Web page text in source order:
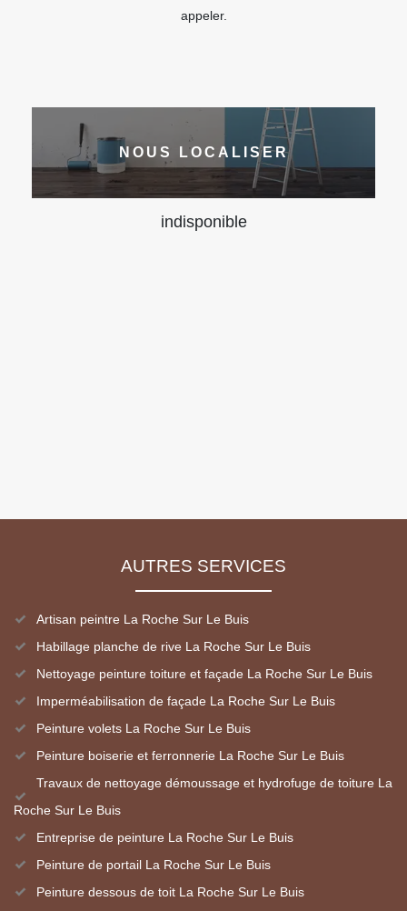
appeler.
NOUS LOCALISER
indisponible
AUTRES SERVICES
Artisan peintre La Roche Sur Le Buis
Habillage planche de rive La Roche Sur Le Buis
Nettoyage peinture toiture et façade La Roche Sur Le Buis
Imperméabilisation de façade La Roche Sur Le Buis
Peinture volets La Roche Sur Le Buis
Peinture boiserie et ferronnerie La Roche Sur Le Buis
Travaux de nettoyage démoussage et hydrofuge de toiture La
Roche Sur Le Buis
Entreprise de peinture La Roche Sur Le Buis
Peinture de portail La Roche Sur Le Buis
Peinture dessous de toit La Roche Sur Le Buis